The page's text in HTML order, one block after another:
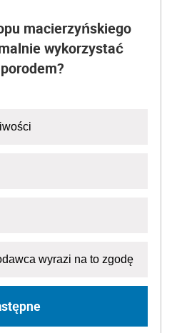
macierzyńskiego
wykorzystać
wyrazi na to zgodę